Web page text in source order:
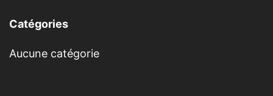
Catégories
Aucune catégorie